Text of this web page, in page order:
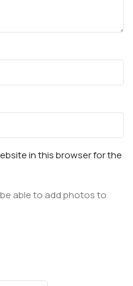
in this browser for the
able to add photos to